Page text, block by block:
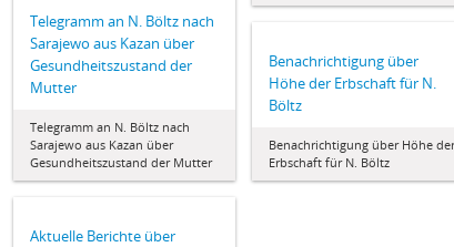
Telegramm an N. Böltz nach
Sarajewo aus Kazan über
Gesundheitszustand der
Mutter
Telegramm an N. Böltz nach
Sarajewo aus Kazan über
Gesundheitszustand der Mutter
Benachrichtigung über
Höhe der Erbschaft für N.
Böltz
Benachrichtigung über Höhe der
Erbschaft für N. Böltz
Aktuelle Berichte über